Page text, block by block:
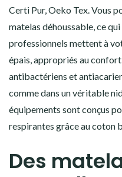
Certi Pur, Oeko Tex. Vous
matelas déhoussable, ce
professionnels mettent à
épais, appropriés au
antibactériens et
comme dans un véritable
équipements sont conçus
respirantes grâce au coton
Des